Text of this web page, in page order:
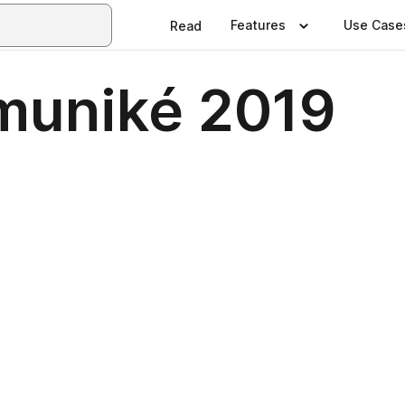
Read Features Use
2019